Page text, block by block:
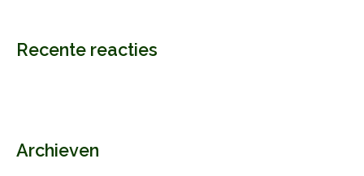
Recente reacties
Archieven